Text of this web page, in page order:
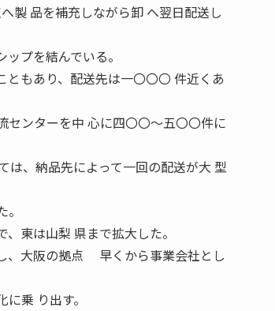
製 品を補充しながら卸 へ翌日配送し
プを結んでいる。
もあり、配送先は一〇〇〇 件近くあ
ンターを中 心に四〇〇〜五〇〇件に
は、納品先によって一回の配送が大 型
東は山梨 県まで拡大した。
、大阪の拠点 早くから事業会社とし
乗 り出す。